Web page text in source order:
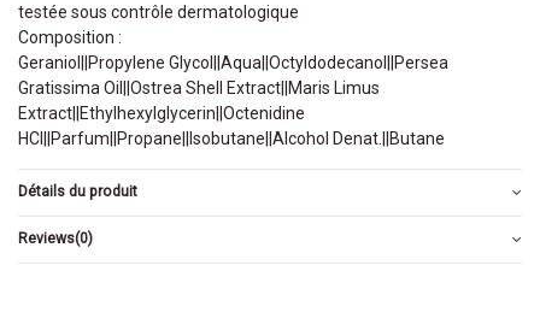
testée sous contrôle dermatologique
Composition :
Geraniol||Propylene Glycol||Aqua||Octyldodecanol||Persea
Gratissima Oil||Ostrea Shell Extract||Maris Limus
Extract||Ethylhexylglycerin||Octenidine
HCl||Parfum||Propane||Isobutane||Alcohol Denat.||Butane
Détails du produit
Reviews(0)